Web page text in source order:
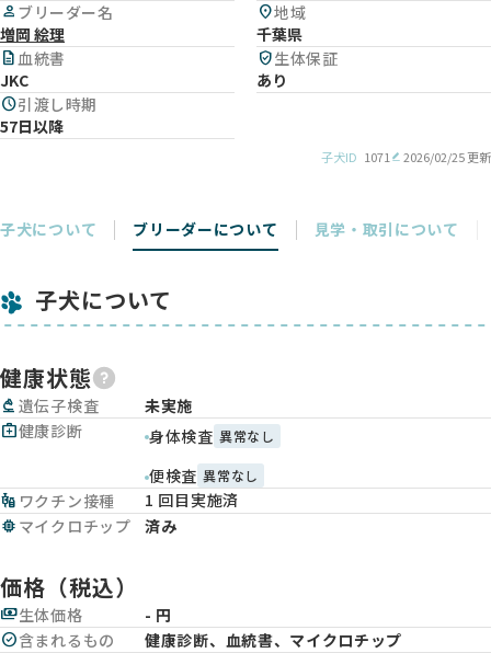
person ブリーダー名
増岡 絵理
location_on地域
千葉県
description血統書
JKC
verified_user生体保証
あり
schedule引渡し時期
57日以降
子犬ID 1071 2026/02/25 更新
子犬について ブリーダーについて 見学・取引について
子犬について
健康状態
biotech 遺伝子検査
未実施
medical_services健康診断 身体検査 異常なし
便検査 異常なし
vaccines ワクチン接種
1 回目実施済
memory マイクロチップ 済み
価格（税込）
payments生体価格
- 円
check_circle含まれるもの
健康診断、血統書、マイクロチップ